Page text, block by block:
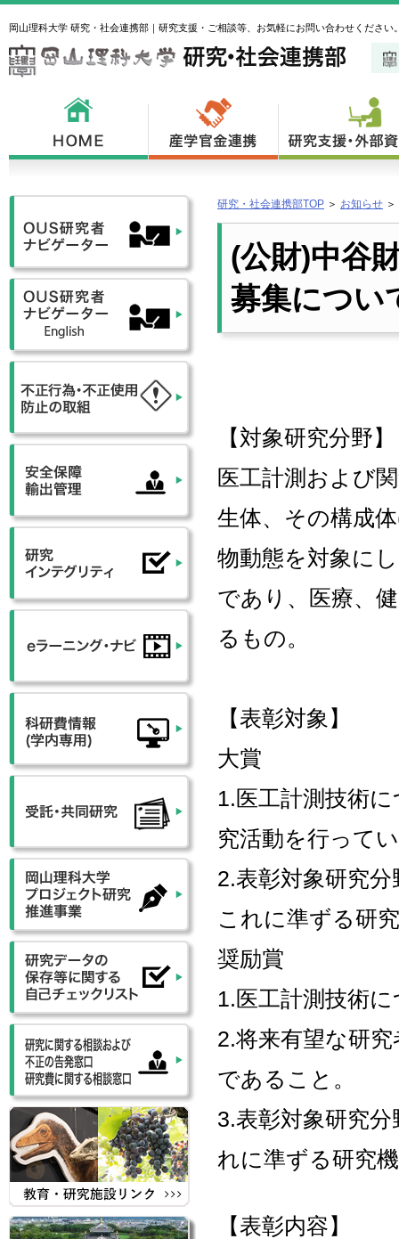
岡山理科大学 研究・社会連携部｜研究支援・ご相談等、お気軽にお問い合わせください
研究・社会連携部TOP ＞ お知らせ ＞
(公財)中谷
募集につい
【対象研究分野】
医工計測および
生体、その構成
物動態を対象に
であり、医療、
るもの。
【表彰対象】
大賞
1.医工計測技術
究活動を行って
2.表彰対象研究
これに準ずる研
奨励賞
1.医工計測技術
2.将来有望な研
であること。
3.表彰対象研究
れに準ずる研究
【表彰内容】